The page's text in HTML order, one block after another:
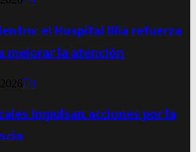
el Hospital Illia refuerza
mejorar la atención
0
impulsan acciones por la